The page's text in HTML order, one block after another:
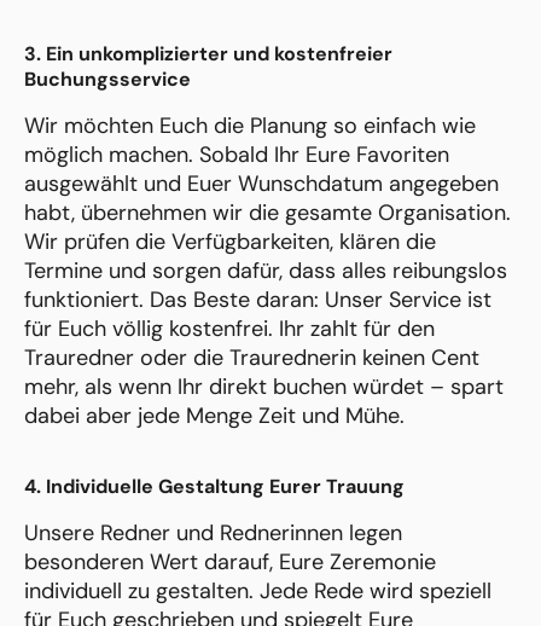
3. Ein unkomplizierter und kostenfreier
Buchungsservice
Wir möchten Euch die Planung so einfach wie
möglich machen. Sobald Ihr Eure Favoriten
ausgewählt und Euer Wunschdatum angegeben
habt, übernehmen wir die gesamte Organisation.
Wir prüfen die Verfügbarkeiten, klären die
Termine und sorgen dafür, dass alles reibungslos
funktioniert. Das Beste daran: Unser Service ist
für Euch völlig kostenfrei. Ihr zahlt für den
Trauredner oder die Traurednerin keinen Cent
mehr, als wenn Ihr direkt buchen würdet – spart
dabei aber jede Menge Zeit und Mühe.
4. Individuelle Gestaltung Eurer Trauung
Unsere Redner und Rednerinnen legen
besonderen Wert darauf, Eure Zeremonie
individuell zu gestalten. Jede Rede wird speziell
für Euch geschrieben und spiegelt Eure